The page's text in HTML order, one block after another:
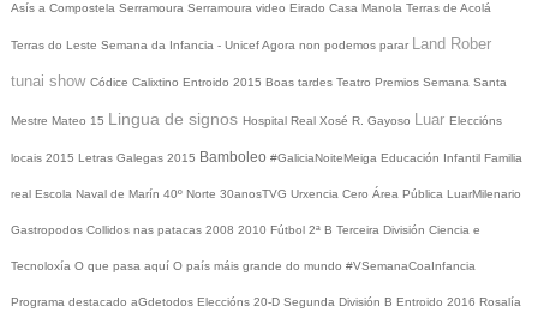
Asís a Compostela Serramoura Serramoura video Eirado Casa Manola Terras de Acolá
Terras do Leste Semana da Infancia - UnicefAgora non podemos parar Land Rober
tunai show Códice Calixtino Entroido 2015 Boas tardes Teatro Premios Semana Santa
Mestre Mateo 15 Lingua de signos Hospital Real Xosé R. Gayoso Luar Eleccións
locais 2015 Letras Galegas 2015 Bamboleo #GaliciaNoiteMeiga Educación Infantil Familia
real Escola Naval de Marín 40º Norte 30anosTVG Urxencia Cero Área Pública LuarMilenario
Gastropodos Collidos nas patacas 2008 2010 Fútbol 2ª B Terceira División Ciencia e
Tecnoloxía O que pasa aquí O país máis grande do mundo #VSemanaCoaInfancia
Programa destacado aGdetodos Eleccións 20-D Segunda División B Entroido 2016 Rosalía